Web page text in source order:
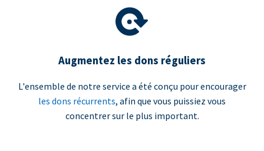
Augmentez les dons réguliers
L'ensemble de notre service a été conçu pour encourager
les dons récurrents, afin que vous puissiez vous
concentrer sur le plus important.